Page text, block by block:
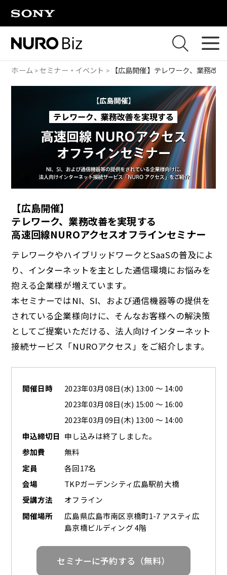
ホーム セミナー・イベント 【広島開催】 テレワーク、業務改
【広島開催】
テレワーク、業務改善を実現する
高速回線NUROアクセスオフラインセミナー
テレワークやハイブリッドワークとSaaSの普及によ
り、インターネットを主とした通信環境にお悩みを
抱える企業様が増えています。
本セミナーではNI、SI、および通信機器等の提供を
されている企業様向けに、そんなお客様への解決策
としてご提案いただける、法人向けインターネット
接続サービス「NUROアクセス」をご紹介します。
開催日時
2023年03月08日(水) 13:00 ～ 14:00
2023年03月08日(水) 15:00 ～ 16:00
2023年03月09日(木) 13:00 ～ 14:00
申込締切日 申し込みは終了しました。
参加費
無料
定員
各回17名
会場
TKPガーデンシティ広島駅前大橋
受講方法
オフライン
開催場所
広島県広島市南区京橋町1-7 アスティ広
島京橋ビルディング 4階
セミナーに予約する（無料）